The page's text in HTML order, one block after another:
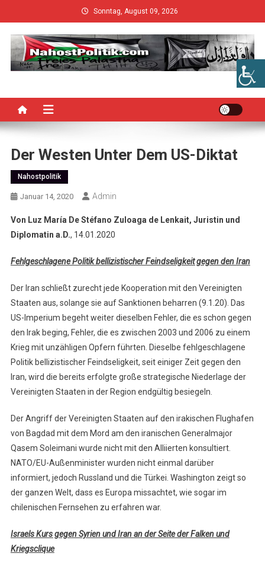
to
content
Sonntag, August 09, 2026
Der Westen Unter Dem US-Diktat
Nahostpolitik
Januar 14, 2020 Admin
Von Luz María De Stéfano Zuloaga de Lenkait, Juristin und
Diplomatin a.D., 14.01.2020
Fehlgeschlagene Politik bellizistischer Feindseligkeit gegen den Iran
Der Iran schließt zurecht jede Kooperation mit den Vereinigten
Staaten aus, solange sie auf Sanktionen beharren (9.1.20). Das
US-Imperium begeht weiter dieselben Fehler, die es schon gegen
den Irak beging, Fehler, die es zwischen 2003 und 2006 zu einem
Krieg mit unzähligen Opfern führten. Dieselbe fehlgeschlagene
Politik bellizistischer Feindseligkeit, seit einiger Zeit gegen den
Iran, wird die bereits erfolgte große strategische Niederlage der
Vereinigten Staaten in der Region endgültig besiegeln.
Der Angriff der Vereinigten Staaten auf den irakischen Flughafen
von Bagdad mit dem Mord am den iranischen Generalmajor
Qasem Soleimani wurde nicht mit den Alliierten konsultiert.
NATO/EU-Außenminister wurden nicht einmal darüber
informiert, jedoch Russland und die Türkei. Washington zeigt so
der ganzen Welt, dass es Europa missachtet, wie sogar im
chilenischen Fernsehen zu erfahren war.
Israels Kurs gegen Syrien und Iran an der Seite der Falken und
Kriegsclique